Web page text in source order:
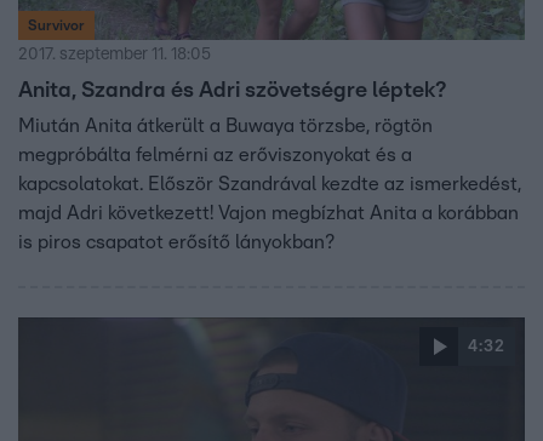
Survivor
2017. szeptember 11. 18:05
Anita, Szandra és Adri szövetségre léptek?
Miután Anita átkerült a Buwaya törzsbe, rögtön
megpróbálta felmérni az erőviszonyokat és a
kapcsolatokat. Először Szandrával kezdte az ismerkedést,
majd Adri következett! Vajon megbízhat Anita a korábban
is piros csapatot erősítő lányokban?
4:32